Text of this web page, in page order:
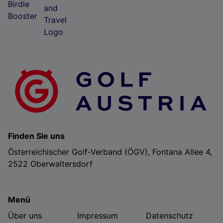
Finden Sie uns
Österreichischer Golf-Verband (ÖGV), Fontana Allee 4,
2522 Oberwaltersdorf
Menü
Über uns
Impressum Datenschutz
Folgendes bereitzustellen:
Verwendung genauer Standortdaten. Endgeräteeigenschaften zur Identifikation
aktiv abfragen. Speichern von oder Zugriff auf Informationen auf einem
Endgerät. Personalisierte Werbung und Inhalte, Messung von Werbeleistung
und der Performance von Inhalten, Zielgruppenforschung sowie Entwicklung